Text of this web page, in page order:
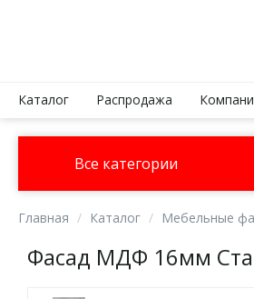
Каталог Распродажа
Все категории
Главная Каталог Мебельные
Фасад МДФ 16мм